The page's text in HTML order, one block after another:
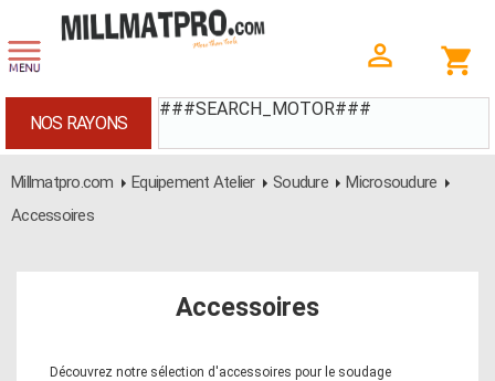
###SEARCH_MOTOR###
NOS RAYONS
Millmatpro.com Equipement Atelier Soudure
Microsoudure
Accessoires
Accessoires
Découvrez notre sélection d'accessoires pour le soudage